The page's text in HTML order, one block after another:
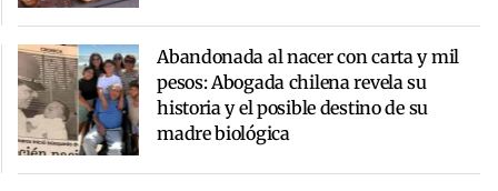
Abandonada al nacer con carta y mil
pesos: Abogada chilena revela su
historia y el posible destino de su
madre biológica